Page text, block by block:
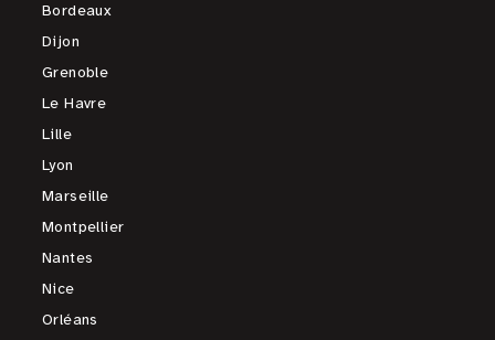
Bordeaux
Dijon
Grenoble
Le Havre
Lille
Lyon
Marseille
Montpellier
Nantes
Nice
Orléans